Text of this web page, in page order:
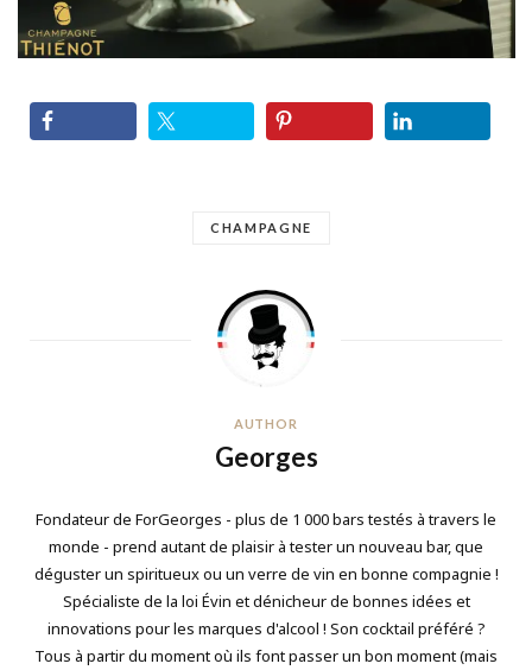
CHAMPAGNE
AUTHOR
Georges
Fondateur de ForGeorges - plus de 1 000 bars testés à travers le
monde - prend autant de plaisir à tester un nouveau bar, que
déguster un spiritueux ou un verre de vin en bonne compagnie !
Spécialiste de la loi Évin et dénicheur de bonnes idées et
innovations pour les marques d'alcool ! Son cocktail préféré ?
Tous à partir du moment où ils font passer un bon moment (mais